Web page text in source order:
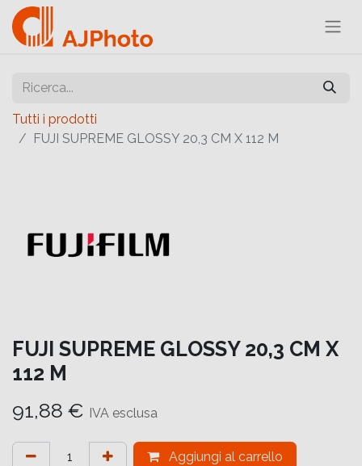
Tutti i prodotti
FUJI SUPREME GLOSSY 20,3 CM X 112 M
FUJI SUPREME GLOSSY 20,3 CM X
112 M
91,88 € IVA esclusa
Aggiungi al carrello